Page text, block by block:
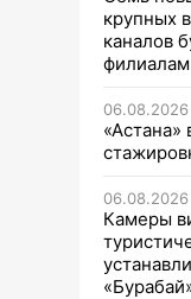
крупных
каналов
«Астана»
Камеры